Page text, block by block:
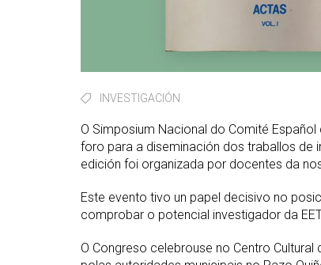
INVESTIGACIÓN
O Simposium Nacional do Comité
foro para a diseminación dos traballos de
edición foi organizada por docentes da
Este evento tivo un papel decisivo no
comprobar o potencial investigador da
O Congreso celebrouse no Centro